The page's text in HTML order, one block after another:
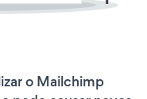
o Mailchimp